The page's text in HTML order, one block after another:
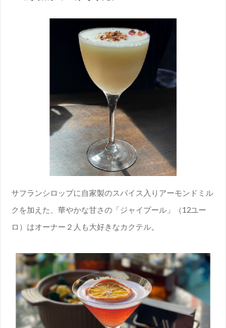
サフランシロップに自家製のスパイス入りアーモンドミル
クを加えた、華やかな甘さの「ジャイプール」（12ユー
ロ）はオーナー２人も大好きなカクテル。